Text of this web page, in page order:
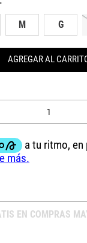
M G
AGREGAR AL
EN COMPRAS